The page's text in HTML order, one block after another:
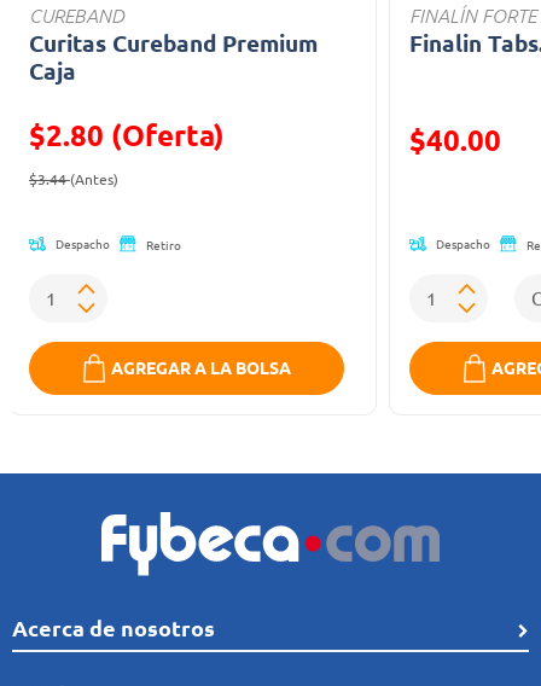
CUREBAND
Curitas Cureband Premium
Caja
$2.80 (Oferta)
Precio reducido de
$3.44(Antes)
Despacho Retiro
AGREGAR A LA BOLSA
FINALÍN FORTE
Finalin
Precio
$40.00
Despacho
Acerca de nosotros